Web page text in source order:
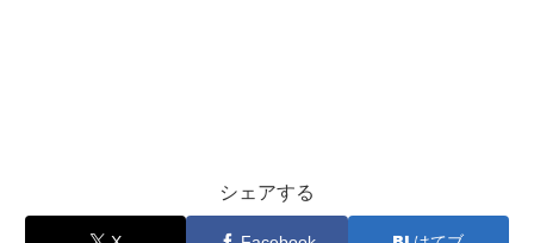
シェアする